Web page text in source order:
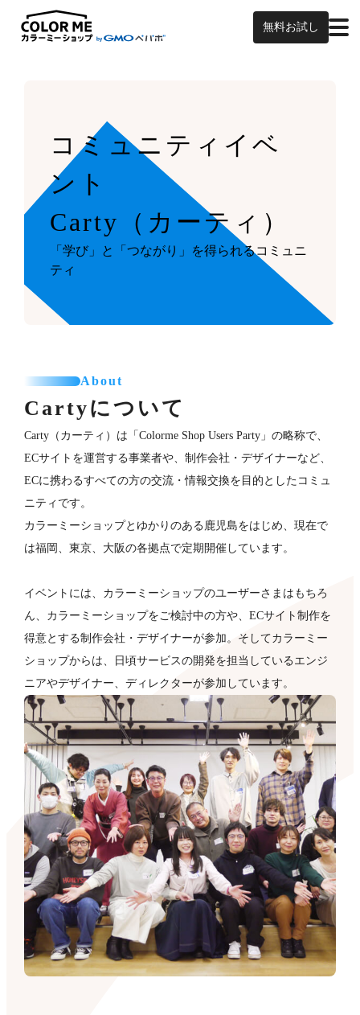
無料お試し
コミュニティイベ
ント
Carty（カーティ）
「学び」と「つながり」を得られるコミュニ
ティ
About
Cartyについて
Carty（カーティ）は「Colorme Shop Users Party」の略称で、
ECサイトを運営する事業者や、制作会社・デザイナーなど、
ECに携わるすべての方の交流・情報交換を目的としたコミュ
ニティです。
カラーミーショップとゆかりのある鹿児島をはじめ、現在で
は福岡、東京、大阪の各拠点で定期開催しています。
イベントには、カラーミーショップのユーザーさまはもちろ
ん、カラーミーショップをご検討中の方や、ECサイト制作を
得意とする制作会社・デザイナーが​参加。そしてカラーミー
ショップからは、日頃サービスの開発を担当しているエンジ
ニアやデザイナー、ディレクターが参加していま​す。